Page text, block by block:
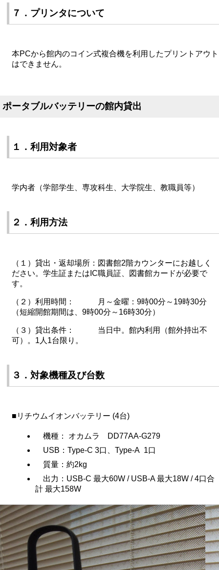
７．プリンタについて
本PCから館内のコイン式複合機を利用したプリントアウト
はできません。
ポータブルバッテリーの館内貸出
１．利用対象者
学内者（学部学生、専攻科生、大学院生、教職員等）
２．利用方法
（１）貸出・返却場所：図書館2階カウンターにお越しく
ださい。学生証またはIC職員証、図書館カードが必要で
す。
（２）利用時間： 月～金曜：9時00分～19時30分
（短縮開館期間は、9時00分～16時30分）
（３）貸出条件： 当日中。館内利用（館外持出不
可）。1人1台限り。
３．対象機種及び台数
■リチウムイオンバッテリー (4台)
機種： オカムラ DD77AA-G279
USB：Type-C 3口、Type-A 1口
質量：約2kg
出力：USB-C 最大60W / USB-A 最大18W / 4口合
計 最大158W